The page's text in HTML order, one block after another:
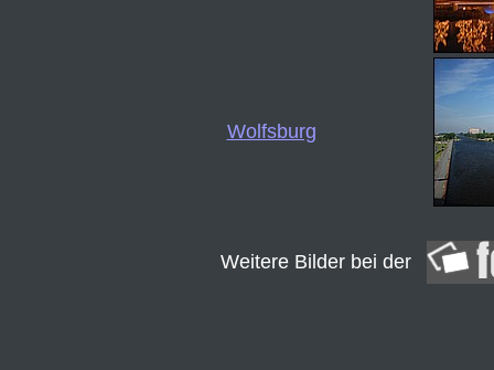
Wolfsburg
Weitere Bilder bei der